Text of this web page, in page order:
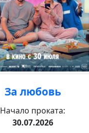
За любовь
Начало проката:
30.07.2026